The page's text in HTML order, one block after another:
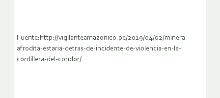
Fuente:http://vigilanteamazonico.pe/2019/04/02/minera-
afrodita-estaria-detras-de-incidente-de-violencia-en-la-
cordillera-del-condor/